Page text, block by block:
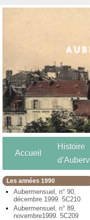
Accueil
Histoire
Les années 1990
Aubermensuel, n° 90,
décembre 1999. 5C210
Aubermensuel, n° 89,
novembre1999. 5C209